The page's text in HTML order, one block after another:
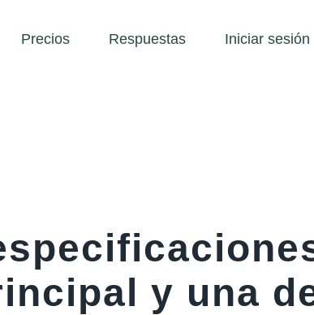
Precios Respuestas Iniciar sesión
y una